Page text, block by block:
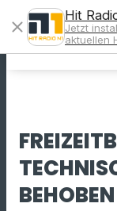
BEHOBEN
close
Hit
Jetzt
aktuellen